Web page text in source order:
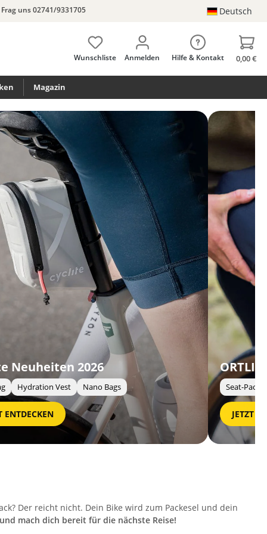
Frag uns 02741/9331705 Deutsch
Wunschliste Anmelden Hilfe & Kontakt 0,00 €
Magazin
ORTLIEB Neuheiten 2026
Seat-Pack QR 7.5L und mehr ...
JETZT ENTDECKEN
Der reicht nicht. Dein Bike wird zum Packesel und dein
mach dich bereit für die nächste Reise!